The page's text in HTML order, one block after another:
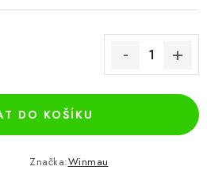
DO KOŠÍKU
Značka:Winmau